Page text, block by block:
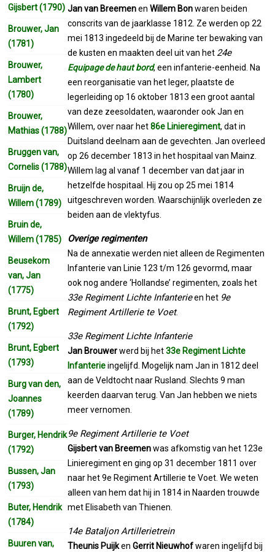
Jan van BreemenenWillem Bonwaren beiden
conscrits van de jaarklasse 1812. Ze werden op 22
mei 1813 ingedeeld bij de Marine ter bewaking van
de kusten en maakten deel uit van het 24e
Equipage de haut bord, een infanterie-eenheid. Na
een reorganisatie van het leger, plaatste de
legerleiding op 16 oktober 1813 een groot aantal
van deze zeesoldaten, waaronder ook Jan en
Willem, over naar het86e Linieregiment, dat in
Duitsland deelnam aan de gevechten. Jan overleed
op 26 december 1813 in het hospitaal van Mainz.
Willem lag al vanaf 1 december van dat jaar in
hetzelfde hospitaal. Hij zou op 25 mei 1814
uitgeschreven worden. Waarschijnlijk overleden ze
beiden aan de vlektyfus.
Overige regimenten
Na de annexatie werden niet alleen de Regimenten
Infanterie van Linie 123 t/m 126 gevormd, maar
ook nog andere ‘Hollandse’ regimenten, zoals het
33e Regiment Lichte Infanterieen het 9e
Regiment Artillerie te Voet.
33e Regiment Lichte Infanterie
Jan Brouwerwerd bij het33e Regiment Lichte
Infanterieingelijfd. Mogelijk nam Jan in 1812 deel
aan de Veldtocht naar Rusland. Slechts 9 man
keerden daarvan terug. Van Jan hebben we niets
meer vernomen.
9e Regiment Artillerie te Voet
Gijsbert van Breemenwas afkomstig van het 123e
Linieregiment en ging op 31 december 1811 over
naar het 9e Regiment Artillerie te Voet. We weten
alleen van hem dat hij in 1814 in Naarden trouwde
met Elisabeth van Thienen.
14e Bataljon Artillerietrein
Theunis PuijkenGerrit Nieuwhofwaren ingelijfd bij
Gijsbert (1790)
Brouwer, Jan
(1781)
Brouwer,
Lambert
(1780)
Brouwer,
Mathias (1788)
Bruggen van,
Cornelis (1788)
Bruijn de,
Willem (1789)
Bruin de,
Willem (1785)
Beusekom
van, Jan
(1775)
Brunt, Egbert
(1792)
Brunt, Egbert
(1793)
Burg van den,
Joannes
(1789)
Burger, Hendrik
(1792)
Bussen, Jan
(1793)
Buter, Hendrik
(1784)
Buuren van,